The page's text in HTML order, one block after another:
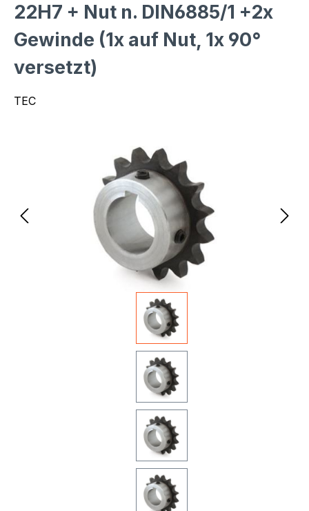
22H7 + Nut n. DIN6885/1 +2x
Gewinde (1x auf Nut, 1x 90°
versetzt)
TEC
Bildergalerie überspringen